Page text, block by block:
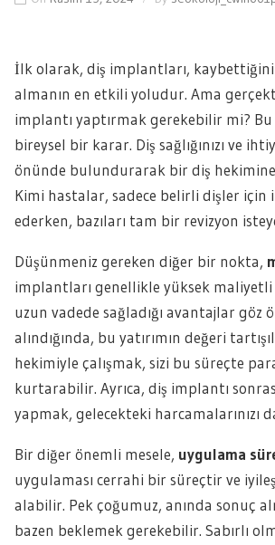
İlk olarak, diş implantları,
almanın en etkili yoludur. Ama
implantı yaptırmak gerekebilir mi?
bireysel bir karar. Diş sağlığınızı ve
önünde bulundurarak bir diş hekimine
Kimi hastalar, sadece belirli dişler
ederken, bazıları tam bir revizyon
Düşünmeniz gereken diğer bir nokta,
implantları genellikle yüksek
uzun vadede sağladığı avantajlar göz
alındığında, bu yatırımın değeri
hekimiyle çalışmak, sizi bu süreçte
kurtarabilir. Ayrıca, diş implantı
yapmak, gelecekteki harcamalarınızı
Bir diğer önemli mesele, uygulama
uygulaması cerrahi bir süreçtir ve
alabilir. Pek çoğumuz, anında sonuç
bazen beklemek gerekebilir. Sabırlı